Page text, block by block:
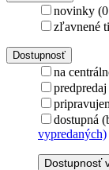
novinky
zľavnené
Dostupnosť
na
dostupná
vypredaných)
Dostupnosť